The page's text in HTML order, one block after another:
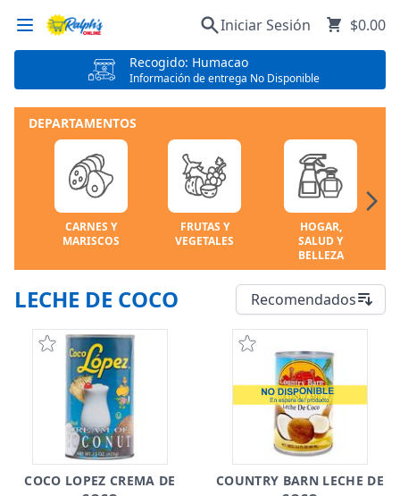
Recogido: Humacao
Información de entrega No Disponible
Iniciar Sesión $0.00
DEPARTAMENTOS
CARNES Y
MARISCOS
FRUTAS Y
VEGETALES
HOGAR,
SALUD Y
BELLEZA
LECHE DE COCO Recomendados
COCO LOPEZ CREMA DE
COUNTRY BARN LECHE DE